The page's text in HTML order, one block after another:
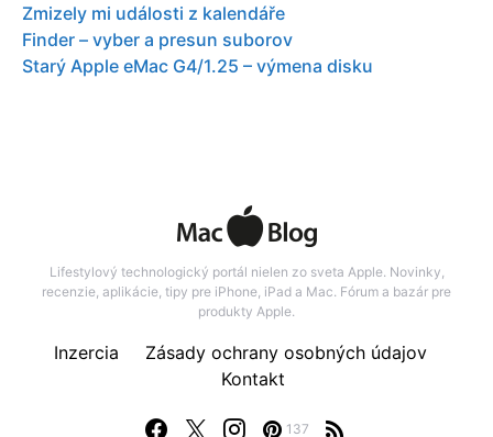
Zmizely mi události z kalendáře
Finder – vyber a presun suborov
Starý Apple eMac G4/1.25 – výmena disku
Lifestylový technologický portál nielen zo sveta Apple. Novinky,
recenzie, aplikácie, tipy pre iPhone, iPad a Mac. Fórum a bazár pre
produkty Apple.
137
Inzercia
Zásady ochrany osobných údajov
Kontakt